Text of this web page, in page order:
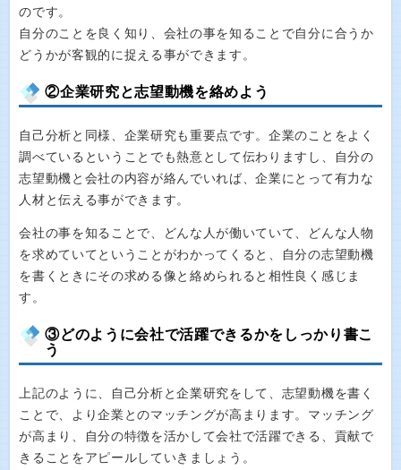
のです。
自分のことを良く知り、会社の事を知ることで自分に合うか
どうかが客観的に捉える事ができます。
②企業研究と志望動機を絡めよう
自己分析と同様、企業研究も重要点です。企業のことをよく
調べているということでも熱意として伝わりますし、自分の
志望動機と会社の内容が絡んでいれば、企業にとって有力な
人材と伝える事ができます。
会社の事を知ることで、どんな人が働いていて、どんな人物
を求めていてということがわかってくると、自分の志望動機
を書くときにその求める像と絡められると相性良く感じま
す。
③どのように会社で活躍できるかをしっかり書こ
う
上記のように、自己分析と企業研究をして、志望動機を書く
ことで、より企業とのマッチングが高まります。マッチング
が高まり、自分の特徴を活かして会社で活躍できる、貢献で
きることをアピールしていきましょう。